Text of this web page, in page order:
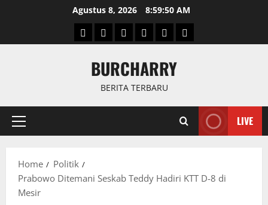
Agustus 8, 2026 8:59:50 AM
BerandaNewsPolitikKeriminal
OlahragaInternasional
BURCHARRY
BERITA TERBARU
Primary
LIVE
Home
Politik
Prabowo Ditemani Seskab Teddy Hadiri KTT D-8 di
Mesir